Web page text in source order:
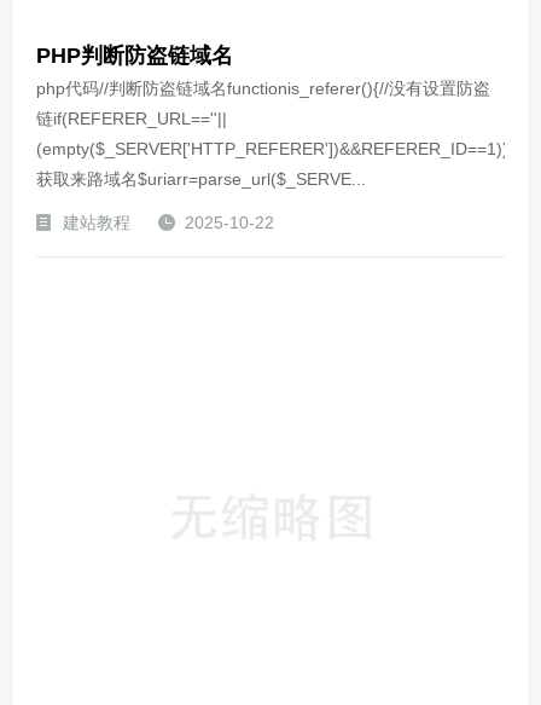
PHP判断防盗链域名
php代码//判断防盗链域名functionis_referer(){//没有设置防盗
链if(REFERER_URL==''||
获取来路域名$uriarr=parse_url($_SERVE...
建站教程 2025-10-22